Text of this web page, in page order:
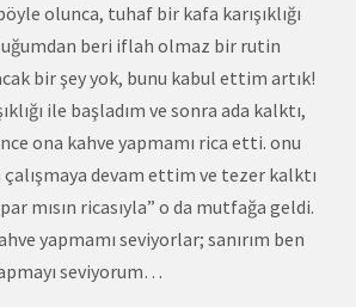
olunca, tuhaf bir kafa karışıklığı
beri iflah olmaz bir rutin
bir şey yok, bunu kabul ettim artık!
ile başladım ve sonra ada kalktı,
ona kahve yapmamı rica etti. onu
devam ettim ve tezer kalktı
mısın ricasıyla” o da mutfağa geldi.
yapmamı seviyorlar; sanırım ben
seviyorum…